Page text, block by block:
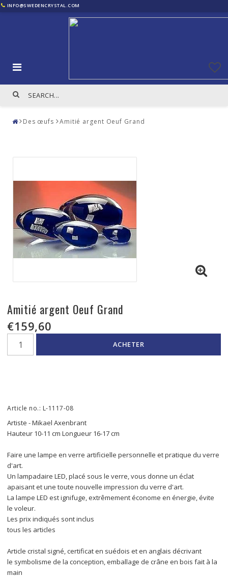
INFO@SWEDENCRYSTAL.COM
Des œufs Amitié argent Oeuf Grand
Amitié argent Oeuf Grand
€159,60
ACHETER
Article no.: L-1117-08
Artiste - Mikael Axenbrant
Hauteur 10-11 cm Longueur 16-17 cm
Faire une lampe en verre artificielle personnelle et pratique du verre
d'art.
Un lampadaire LED, placé sous le verre, vous donne un éclat
apaisant et une toute nouvelle impression du verre d'art.
La lampe LED est ignifuge, extrêmement économe en énergie, évite
le voleur.
Les prix indiqués sont inclus
tous les articles
Article cristal signé, certificat en suédois et en anglais décrivant
le symbolisme de la conception, emballage de crâne en bois fait à la
main